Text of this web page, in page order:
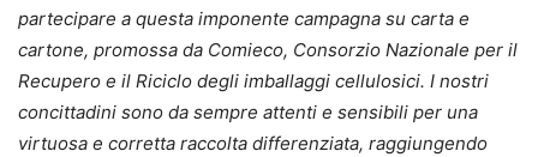
partecipare a questa imponente campagna su carta e
cartone, promossa da Comieco, Consorzio Nazionale per il
Recupero e il Riciclo degli imballaggi cellulosici. I nostri
concittadini sono da sempre attenti e sensibili per una
virtuosa e corretta raccolta differenziata, raggiungendo